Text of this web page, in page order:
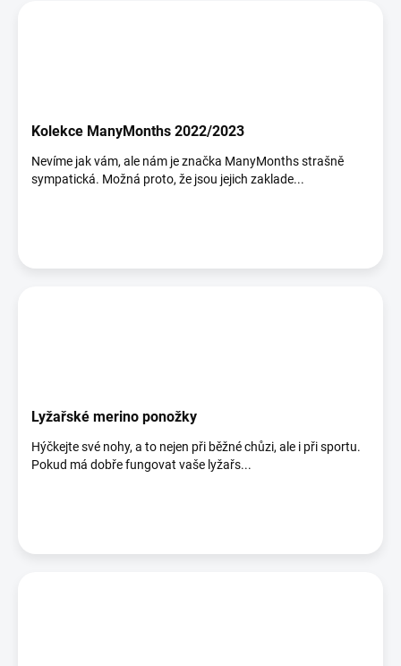
Kolekce ManyMonths 2022/2023
Nevíme jak vám, ale nám je značka ManyMonths strašně
sympatická. Možná proto, že jsou jejich zaklade...
Lyžařské merino ponožky
Hýčkejte své nohy, a to nejen při běžné chůzi, ale i při sportu.
Pokud má dobře fungovat vaše lyžařs...